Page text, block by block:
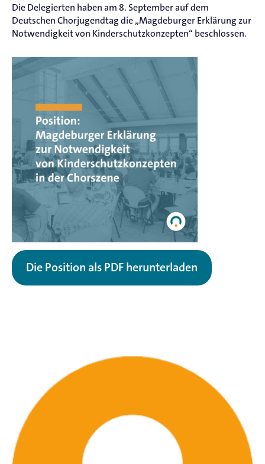
Die Delegierten haben am 8. September auf dem
Deutschen Chorjugendtag die „Magdeburger Erklärung zur
Notwendigkeit von Kinderschutzkonzepten“ beschlossen.
Die Position als PDF herunterladen